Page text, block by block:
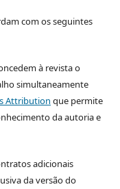
com os seguintes
à revista o
simultaneamente
Attribution que permite
da autoria e
adicionais
da versão do